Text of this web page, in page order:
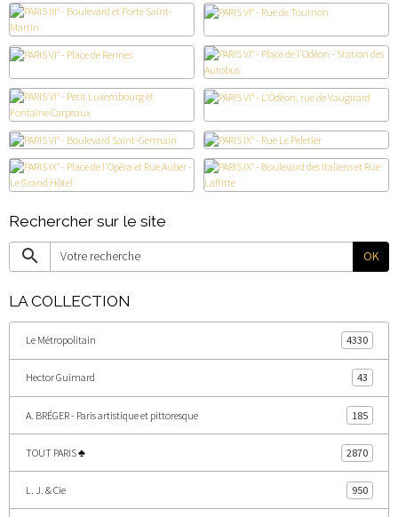
Rechercher sur le site
OK
LA COLLECTION
Le Métropolitain 4330
Hector Guimard 43
A. BRÉGER - Paris artistique et pittoresque 185
TOUT PARIS ♣ 2870
L. J. & Cie 950